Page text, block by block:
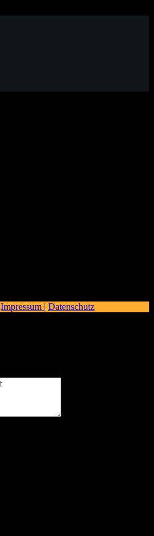
Impressum | Datenschutz